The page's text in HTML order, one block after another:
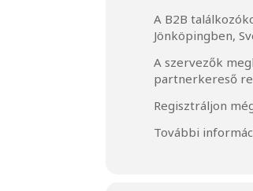
A B2B
Jönköpingben,
A szervezők
partnerkereső
Regisztráljon
További